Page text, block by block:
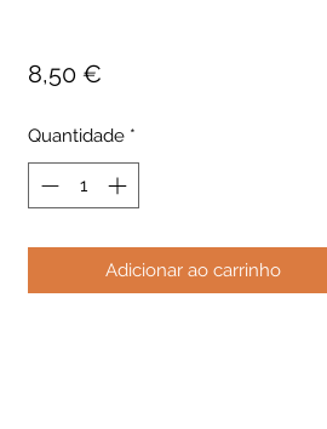
8,50 €Preço
Quantidade *
Adicionar ao carrinho